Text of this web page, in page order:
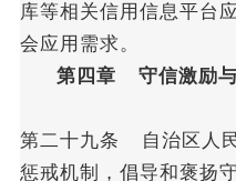
库等相关信用信息平台
会应用需求。
第四章 守信激励
第二十九条 自治区人
惩戒机制，倡导和褒扬